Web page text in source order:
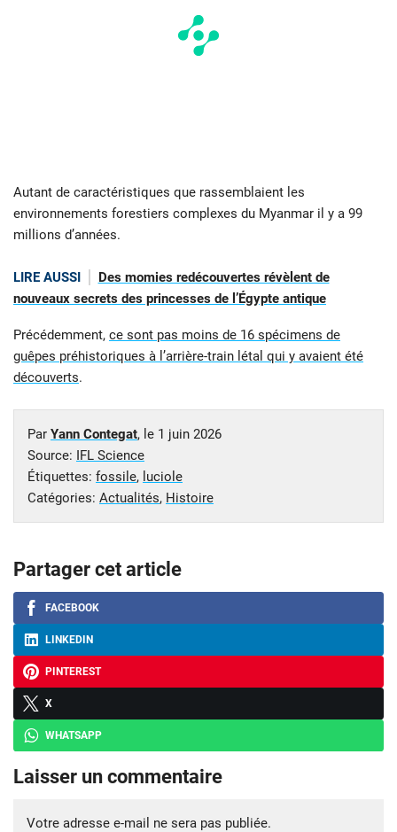
Autant de caractéristiques que rassemblaient les
environnements forestiers complexes du Myanmar il y a 99
millions d’années.
LIRE AUSSI
Des momies redécouvertes révèlent de
nouveaux secrets des princesses de l’Égypte antique
Précédemment, ce sont pas moins de 16 spécimens de
guêpes préhistoriques à l’arrière-train létal qui y avaient été
découverts.
Par Yann Contegat, le 1 juin 2026
Source: IFL Science
Étiquettes: fossile, luciole
Catégories: Actualités, Histoire
Partager cet article
FACEBOOK
LINKEDIN
PINTEREST
X
WHATSAPP
Laisser un commentaire
Votre adresse e-mail ne sera pas publiée.